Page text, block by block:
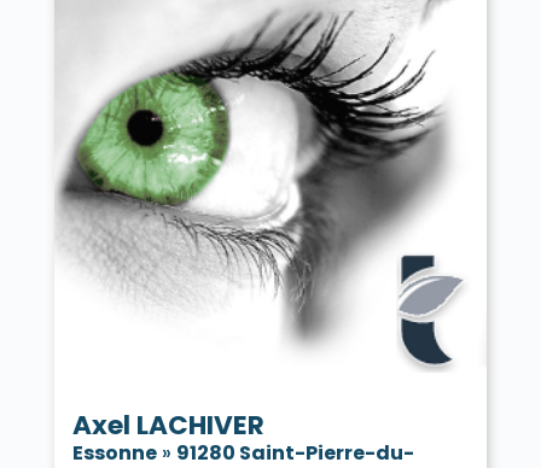
Axel LACHIVER
Essonne» 91280 Saint-Pierre-du-